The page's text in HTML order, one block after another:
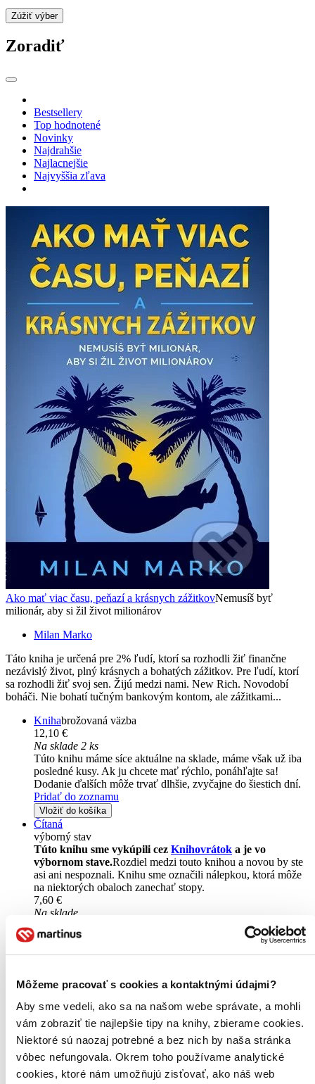
Môžeme pracovať s cookies a kontaktnými údajmi?
Aby sme vedeli, ako sa na našom webe správate, a mohli
vám zobraziť tie najlepšie tipy na knihy, zbierame cookies.
Niektoré sú naozaj potrebné a bez nich by naša stránka
vôbec nefungovala. Okrem toho používame analytické
cookies, ktoré nám umožňujú zisťovať, ako náš web
Zúžiť výber
Zoradiť
Bestsellery
Top hodnotené
Novinky
Najdrahšie
Najlacnejšie
Najvyššia zľava
Ako mať viac času, peňazí a krásnych zážitkovNemusíš byť
milionár, aby si žil život milionárov
Milan Marko
Táto kniha je určená pre 2% ľudí, ktorí sa rozhodli žiť finančne
nezávislý život, plný krásnych a bohatých zážitkov. Pre ľudí, ktorí
sa rozhodli žiť svoj sen. Žijú medzi nami. New Rich. Novodobí
boháči. Nie bohatí tučným bankovým kontom, ale zážitkami...
Knihabrožovaná väzba
12,10 €
Na sklade 2 ks
Túto knihu máme síce aktuálne na sklade, máme však už iba
posledné kusy. Ak ju chcete mať rýchlo, ponáhľajte sa!
Dodanie ďalších môže trvať dlhšie, zvyčajne do šiestich dní.
Pridať do zoznamu
Vložiť do košíka
Čítaná
výborný stav
Túto knihu sme vykúpili cez Knihovrátok a je vo
výbornom stave.Rozdiel medzi touto knihou a novou by ste
asi ani nespoznali. Knihu sme označili nálepkou, ktorá môže
na niektorých obaloch zanechať stopy.
7,60 €
Na sklade
Tento produkt síce máme aktuálne na sklade, máme však už
iba posledné kusy a ďalšie už nemá ani distribútor, preto je